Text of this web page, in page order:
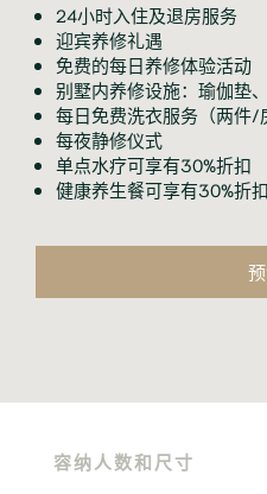
24小时入住及退房服务
迎宾养修礼遇
免费的每日养修体验活动
别墅内养修设施：瑜伽垫
每日免费洗衣服务（两件/
每夜静修仪式
单点水疗可享有30%折扣
健康养生餐可享有30%折扣
容纳人数和尺寸